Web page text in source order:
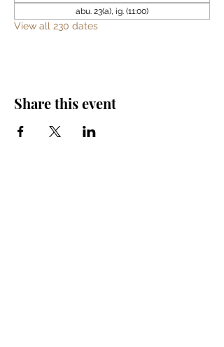
abu. 23(a), ig. (11:00)
View all 230 dates
Share this event